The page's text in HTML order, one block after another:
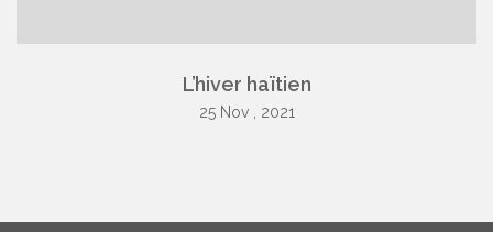
L’hiver haïtien
25 Nov , 2021